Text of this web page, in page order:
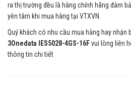
ra thị trường đều là hàng chính hãng đảm
yên tâm khi mua hàng tại VTXVN.
Quý khách có nhu cầu mua hàng hay nhận
3Onedata IES5028-4GS-16Fvui lòng liên
thông tin chi tiết